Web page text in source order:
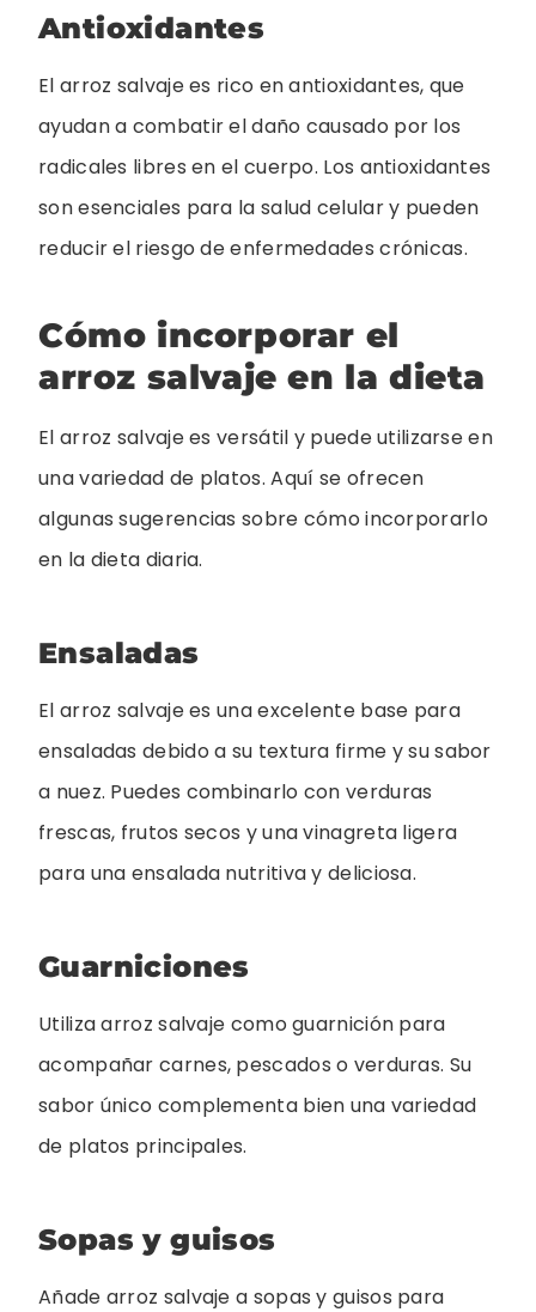
Antioxidantes
El arroz salvaje es rico en antioxidantes, que
ayudan a combatir el daño causado por los
radicales libres en el cuerpo. Los antioxidantes
son esenciales para la salud celular y pueden
reducir el riesgo de enfermedades crónicas.
Cómo incorporar el
arroz salvaje en la dieta
El arroz salvaje es versátil y puede utilizarse en
una variedad de platos. Aquí se ofrecen
algunas sugerencias sobre cómo incorporarlo
en la dieta diaria.
Ensaladas
El arroz salvaje es una excelente base para
ensaladas debido a su textura firme y su sabor
a nuez. Puedes combinarlo con verduras
frescas, frutos secos y una vinagreta ligera
para una ensalada nutritiva y deliciosa.
Guarniciones
Utiliza arroz salvaje como guarnición para
acompañar carnes, pescados o verduras. Su
sabor único complementa bien una variedad
de platos principales.
Sopas y guisos
Añade arroz salvaje a sopas y guisos para